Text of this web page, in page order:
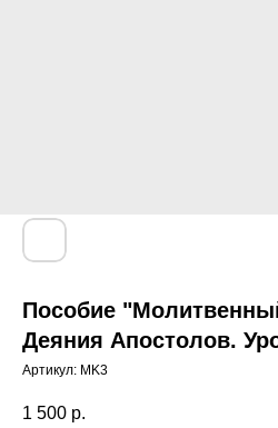
Пособие
Деяния Апостолов.
Артикул: MK3
1 500 р.